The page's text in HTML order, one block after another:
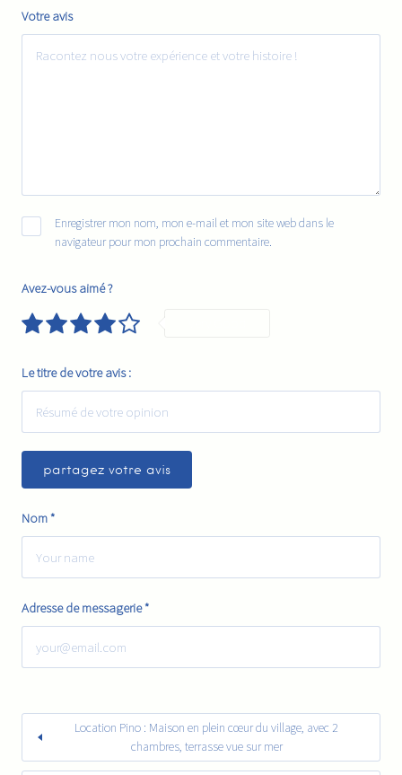
Votre avis
Nom*
Adresse de messagerie*
Enregistrer mon nom, mon e-mail et mon site web dans le
navigateur pour mon prochain commentaire.
Avez-vous aimé ?
Le titre de votre avis :
Location Pino : Maison en plein cœur du village, avec 2
chambres, terrasse vue sur mer